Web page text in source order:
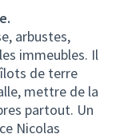
arbustes,
immeubles. Il
de terre
mettre de la
partout. Un
Nicolas